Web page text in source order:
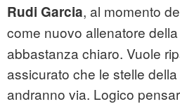
Rudi Garcia, al momento
come nuovo allenatore della
abbastanza chiaro. Vuole
assicurato che le stelle
andranno via. Logico